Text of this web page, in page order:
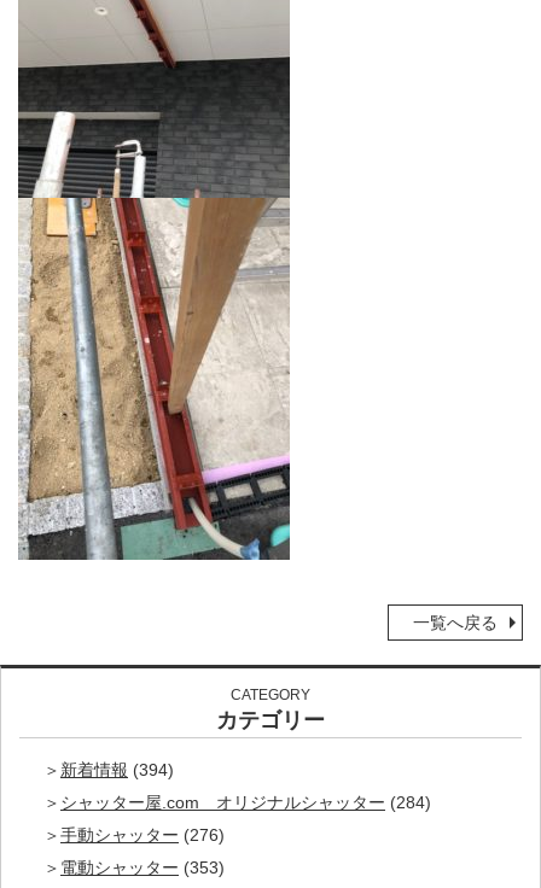
一覧へ戻る
CATEGORY
カテゴリー
新着情報 (394)
シャッター屋.com オリジナルシャッター (284)
手動シャッター (276)
電動シャッター (353)